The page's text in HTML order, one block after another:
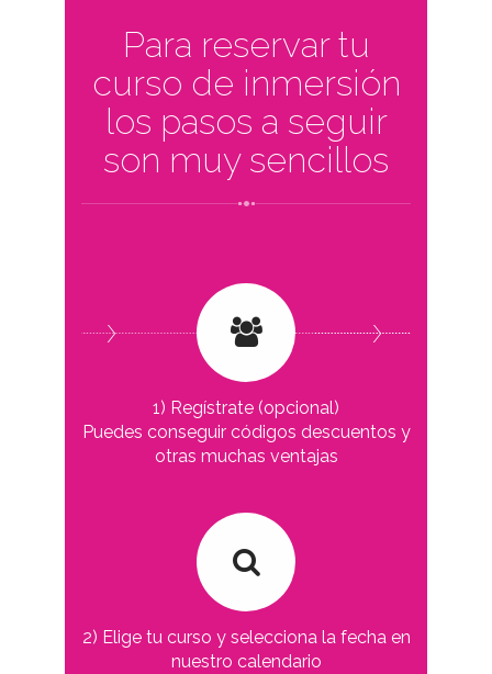
Para reservar tu
curso de inmersión
los pasos a seguir
son muy sencillos
1) Regístrate (opcional)
Puedes conseguir códigos descuentos y
otras muchas ventajas
2) Elige tu curso y selecciona la fecha en
nuestro calendario